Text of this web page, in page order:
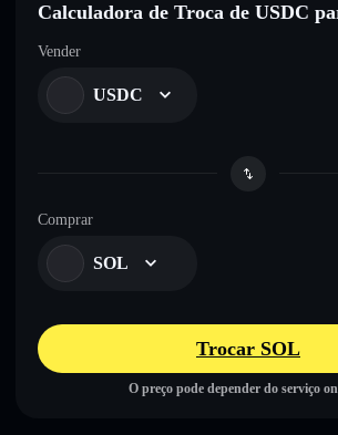
Calculadora de Troca de USDC
Vender
USDC
Comprar
SOL
Trocar SOL
O preço pode depender do serviço